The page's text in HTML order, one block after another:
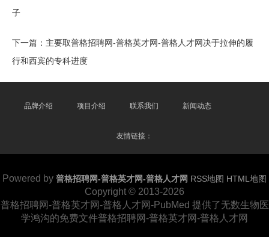
子
下一篇： 主要取普格招聘网-普格英才网-普格人才网决于拉伸的履
行和西宾的专科进度
品牌介绍 项目介绍 联系我们 新闻动态
友情链接：
Powered by 普格招聘网-普格英才网-普格人才网 RSS地图 HTML地图
Copyright © 2013-2026
普格招聘网-普格英才网-普格人才网-PubMed 提供了无数生物医
学鸿沟的免费文件普格招聘网-普格英才网-普格人才网